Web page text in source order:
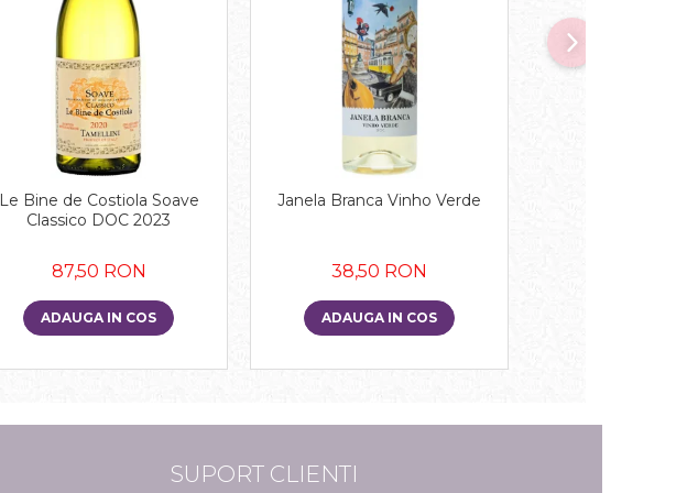
Le Bine de Costiola Soave
Classico DOC 2023
87,50 RON
ADAUGA IN COS
Janela Branca Vinho Verde
38,50 RON
ADAUGA IN COS
NOU
SUPORT CLIENTI